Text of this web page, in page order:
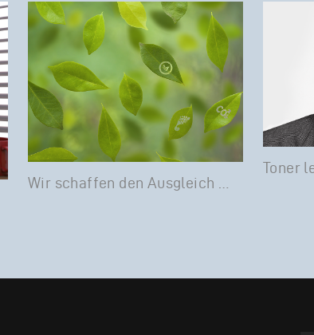
Wir schaffen den Ausgleich …
Toner